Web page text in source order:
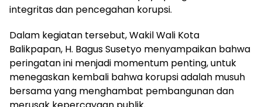
integritas dan pencegahan korupsi.
Dalam kegiatan tersebut, Wakil Wali Kota
Balikpapan, H. Bagus Susetyo menyampaikan bahwa
peringatan ini menjadi momentum penting, untuk
menegaskan kembali bahwa korupsi adalah musuh
bersama yang menghambat pembangunan dan